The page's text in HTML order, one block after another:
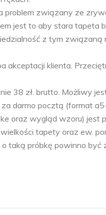
problem związany ze
jest to aby stara tapeta
z tym
akceptacji klienta.
38 zł. brutto. Możliwy
darmo pocztą (format
oraz wygląd wzoru) jest
tapety oraz ew.
próbkę powinno być